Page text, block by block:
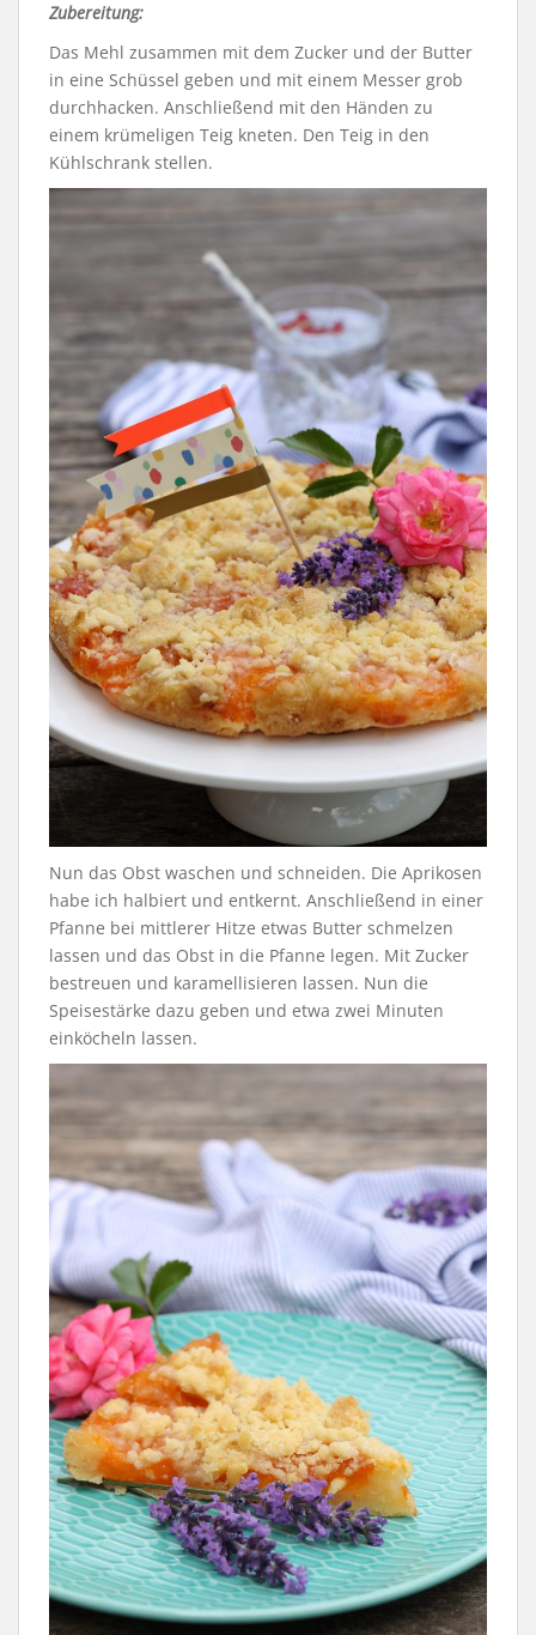
Zubereitung:
Das Mehl zusammen mit dem Zucker und der Butter
in eine Schüssel geben und mit einem Messer grob
durchhacken. Anschließend mit den Händen zu
einem krümeligen Teig kneten. Den Teig in den
Kühlschrank stellen.
Nun das Obst waschen und schneiden. Die Aprikosen
habe ich halbiert und entkernt. Anschließend in einer
Pfanne bei mittlerer Hitze etwas Butter schmelzen
lassen und das Obst in die Pfanne legen. Mit Zucker
bestreuen und karamellisieren lassen. Nun die
Speisestärke dazu geben und etwa zwei Minuten
einköcheln lassen.